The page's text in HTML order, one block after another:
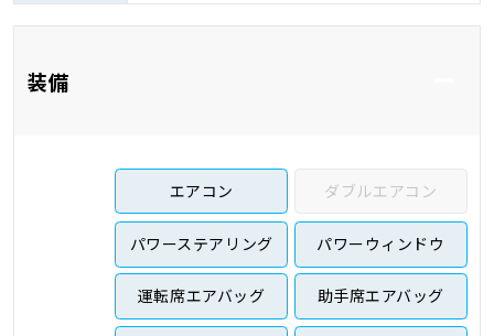
装備
エアコン ダブルエアコン
パワーステアリング パワーウィンドウ
運転席エアバッグ 助手席エアバッグ